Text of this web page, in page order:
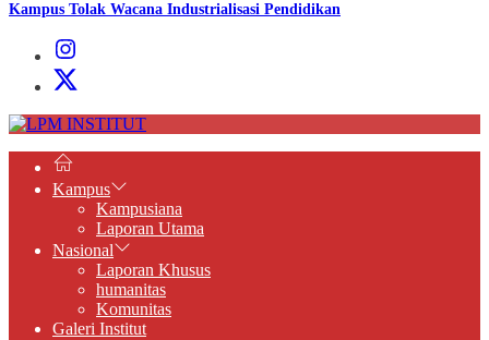
Kampus Tolak Wacana Industrialisasi Pendidikan
Instagram
Institut
X
Institut
LPM
Kampus
Kampusiana
Laporan Utama
Nasional
Laporan Khusus
humanitas
Komunitas
Galeri Institut